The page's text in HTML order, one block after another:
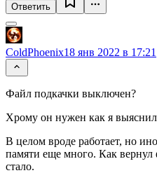
Ответить
ColdPhoenix18 янв 2022 в 17:21
Файл подкачки выключен?
Хрому он нужен как я
В целом вроде работает, но
памяти еще много. Как вернул
стало.